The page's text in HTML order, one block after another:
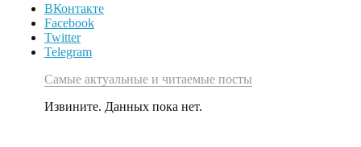
ВКонтакте
Facebook
Twitter
Telegram
Самые актуальные и читаемые посты
Извините. Данных пока нет.